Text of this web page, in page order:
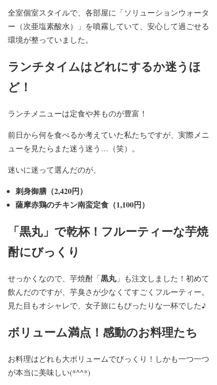
全室個室スタイルで、各部屋に「ソリューションウォータ
ー（次亜塩素酸水）」を噴霧していて、安心して過ごせる
環境が整っていました。
ランチタイムはどれにするか迷うほ
ど！
ランチメニューは定食や丼ものが豊富！
前日から何を食べるか考えていた私たちですが、実際メニ
ューを見たらまた迷う迷う…（笑）。
迷いに迷って選んだのが、
刺身御膳（2,420円）
薩摩赤鶏のチキン南蛮定食（1,100円）
「黒丸」で乾杯！フルーティーな芋焼
酎にびっくり
せっかくなので、芋焼酎「黒丸」も注文しました！初めて
飲んだのですが、芋臭さが少なくてすごくフルーティー。
見た目もオシャレで、女子旅にもぴったりな一杯でした♪
ボリューム満点！感動のお料理たち
お料理はどれも大ボリュームでびっくり！しかも一つ一つ
が本当に美味しい(*^^*)